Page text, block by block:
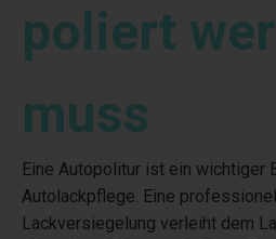
poliert
muss
Eine Autopolitur ist ein wichtiger
Autolackpflege. Eine
Lackversiegelung verleiht dem